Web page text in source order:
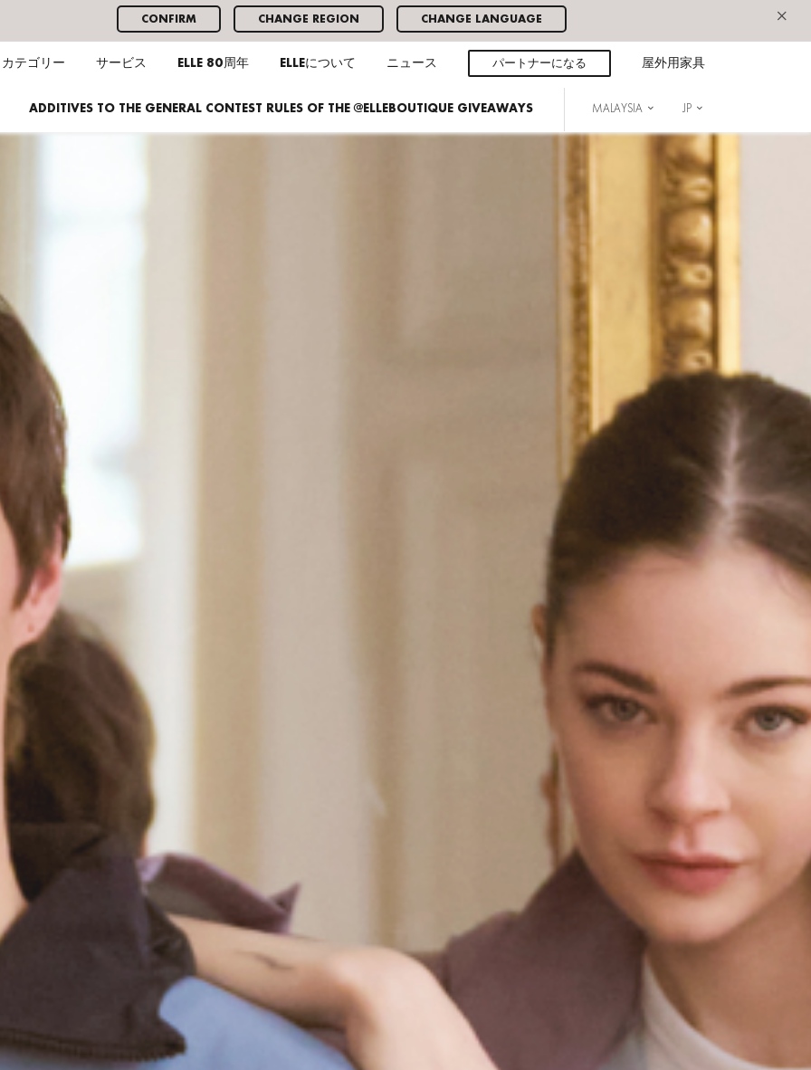
CONFIRM CHANGE REGION CHANGE LANGUAGE ×
カテゴリー サービス ELLE 80周年 ELLEについて ニュース パートナーになる 屋外用家具
ADDITIVES TO THE GENERAL CONTEST RULES OF THE @ELLEBOUTIQUE GIVEAWAYS MALAYSIA JP